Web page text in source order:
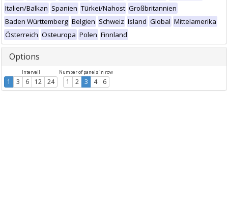
Italien/Balkan Spanien Türkei/Nahost Großbritannien
Baden Württemberg Belgien Schweiz Island Global Mittelamerika
Österreich Osteuropa Polen Finnland
Options
Intervall
1 3 6 12 24
Number of panels in row
1 2 3 4 6